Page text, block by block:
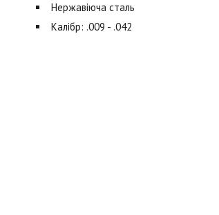
Нержавіюча сталь
Калібр: .009 - .042